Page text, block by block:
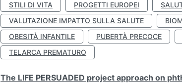
STILI DI VITA
PROGETTI EUROPEI
VALUTAZIONE IMPATTO SULLA SALUTE
OBESITÀ INFANTILE
PUBERTÀ PRECOCE
TELARCA PREMATURO
The LIFE PERSUADED project approach on